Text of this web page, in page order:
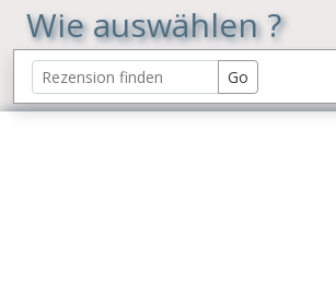
Wie auswählen ?